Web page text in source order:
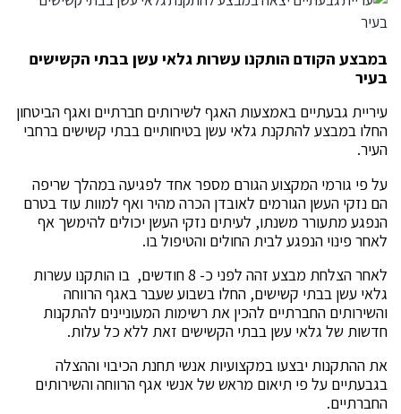
במבצע הקודם הותקנו עשרות גלאי עשן בבתי הקשישים
בעיר
עיריית גבעתיים באמצעות האגף לשירותים חברתיים ואגף הביטחון
החלו במבצע להתקנת גלאי עשן בטיחותיים בבתי קשישים ברחבי
העיר.
על פי גורמי המקצוע הגורם מספר אחד לפגיעה במהלך שריפה
הם נזקי העשן הגורמים לאובדן הכרה מהיר ואף למוות עוד בטרם
הנפגע מתעורר משנתו, לעיתים נזקי העשן יכולים להימשך אף
לאחר פינוי הנפגע לבית החולים והטיפול בו.
לאחר הצלחת מבצע זהה לפני כ- 8 חודשים, בו הותקנו עשרות
גלאי עשן בבתי קשישים, החלו בשבוע שעבר באגף הרווחה
והשירותים החברתיים להכין את רשימות המעוניינים להתקנות
חדשות של גלאי עשן בבתי הקשישים זאת ללא כל עלות.
את ההתקנות יבצעו במקצועיות אנשי תחנת הכיבוי וההצלה
בגבעתיים על פי תיאום מראש של אנשי אגף הרווחה והשירותים
החברתיים.